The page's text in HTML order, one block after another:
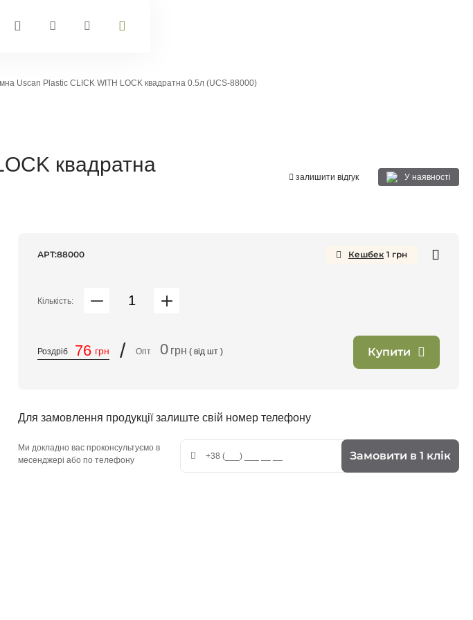
Uscan Plastic CLICK WITH LOCK квадратна 0.5л (UCS-88000)
квадратна
залишити відгук У наявності
АРТ:88000 Кешбек 1 грн
Кількість:
Роздріб 76 грн / Опт 0 грн ( від шт ) Купити
Для замовлення продукції залиште свій номер телефону
Ми докладно вас проконсультуємо в
месенджері або по телефону
Замовити в 1 клік